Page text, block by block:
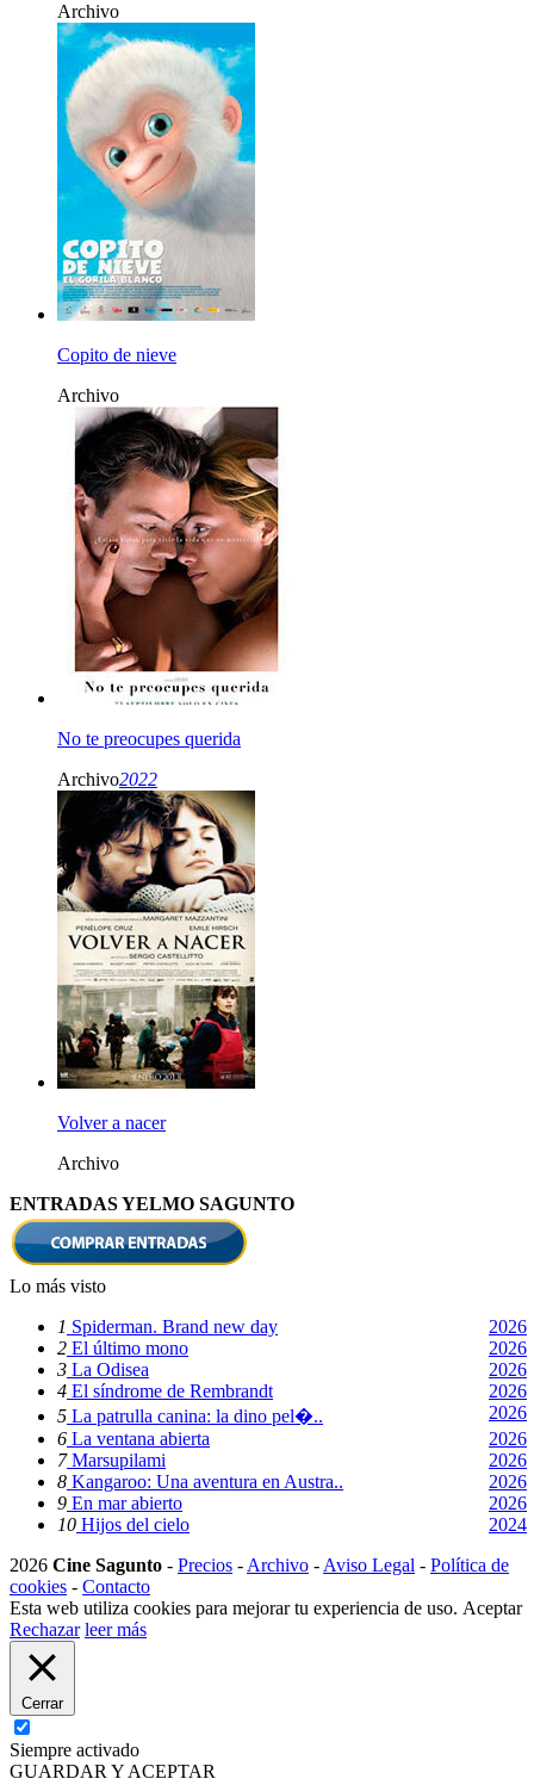
Archivo
Copito de nieve
Archivo
No te preocupes querida
Archivo2022
Volver a nacer
Archivo
ENTRADAS YELMO SAGUNTO
Lo más visto
1 Spiderman. Brand new day
2026
2 El último mono
2026
3 La Odisea
2026
4 El síndrome de Rembrandt
2026
5 La patrulla canina: la dino pel�..
2026
6 La ventana abierta
2026
7Marsupilami
2026
8 Kangaroo: Una aventura en Austra..
2026
9 En mar abierto
2026
10 Hijos del cielo
2024
2026 Cine Sagunto - Precios - Archivo - Aviso Legal - Política de
cookies - Contacto
Esta web utiliza cookies para mejorar tu experiencia de uso. Aceptar
Rechazar leer más
Cerrar
Siempre activado
GUARDAR Y ACEPTAR